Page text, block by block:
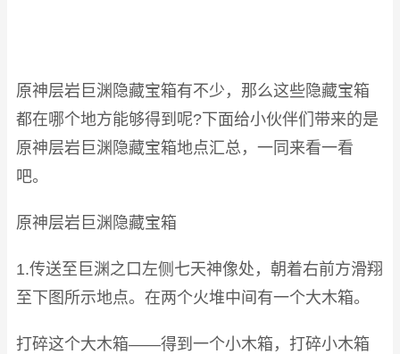
原神层岩巨渊隐藏宝箱有不少，那么这些隐藏宝箱
都在哪个地方能够得到呢?下面给小伙伴们带来的是
原神层岩巨渊隐藏宝箱地点汇总，一同来看一看
吧。
原神层岩巨渊隐藏宝箱
1.传送至巨渊之口左侧七天神像处，朝着右前方滑翔
至下图所示地点。在两个火堆中间有一个大木箱。
打碎这个大木箱——得到一个小木箱，打碎小木箱